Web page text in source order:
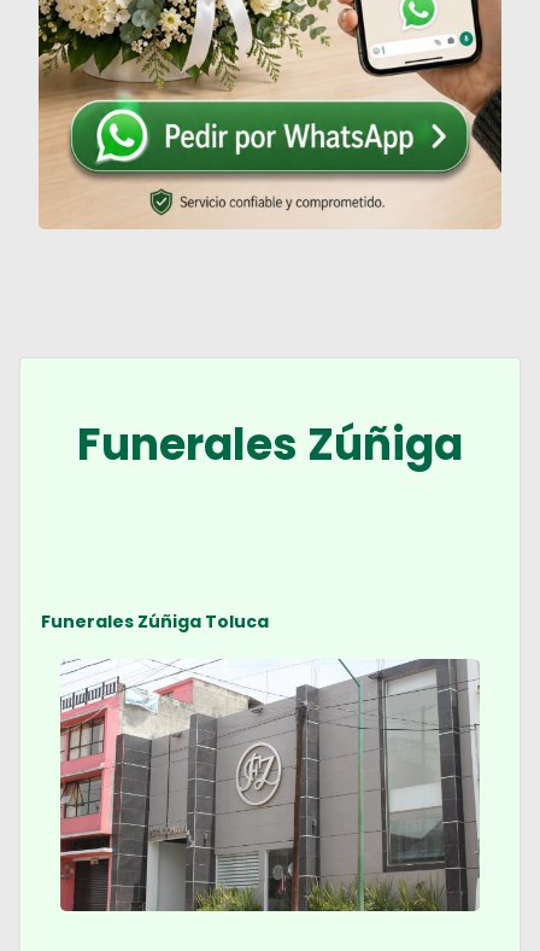
Funerales Zúñiga
Funerales Zúñiga Toluca